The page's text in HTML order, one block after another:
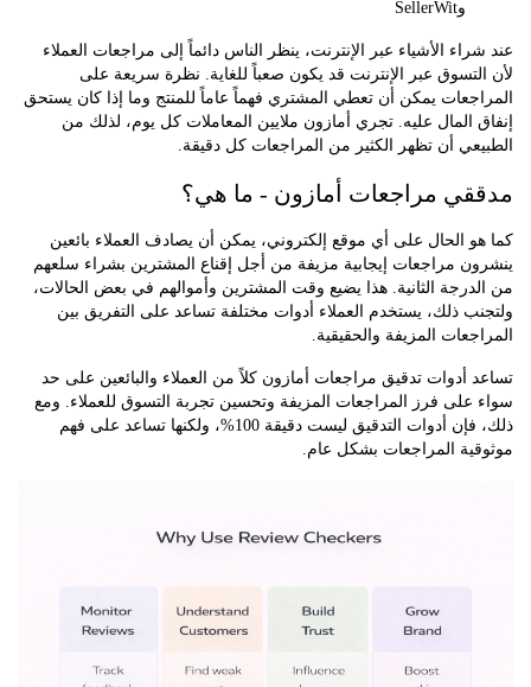
الأشياء عبر الإنترنت، ينظر الناس دائماً إلى مراجعات العملاء
عبر الإنترنت قد يكون صعباً للغاية. نظرة سريعة على
يمكن أن تعطي المشتري فهماً عاماً للمنتج وما إذا كان يستحق
المال عليه. تجري أمازون ملايين المعاملات كل يوم، لذلك من
أن تظهر الكثير من المراجعات كل دقيقة.
مراجعات أمازون - ما هي؟
الحال على أي موقع إلكتروني، يمكن أن يصادف العملاء بائعين
مراجعات إيجابية مزيفة من أجل إقناع المشترين بشراء سلعهم
الثانية. هذا يضيع وقت المشترين وأموالهم في بعض الحالات،
ذلك، يستخدم العملاء أدوات مختلفة تساعد على التفريق بين
المزيفة والحقيقية.
أدوات تدقيق مراجعات أمازون كلاً من العملاء والبائعين على حد
فرز المراجعات المزيفة وتحسين تجربة التسوق للعملاء. ومع
ذلك، فإن أدوات التدقيق ليست دقيقة 100%، ولكنها تساعد على فهم
المراجعات بشكل عام.